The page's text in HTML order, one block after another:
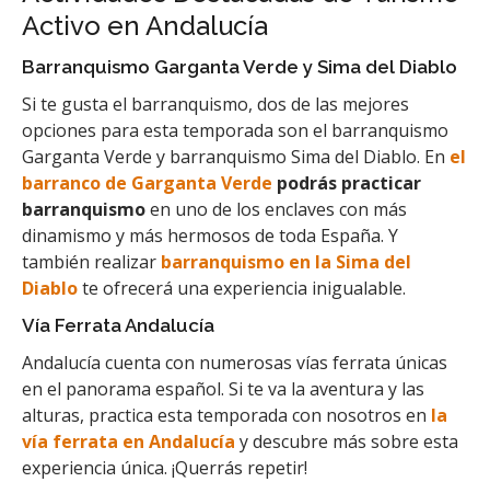
Activo en Andalucía
Barranquismo Garganta Verde y Sima del Diablo
Si te gusta el barranquismo, dos de las mejores
opciones para esta temporada son el barranquismo
Garganta Verde y barranquismo Sima del Diablo. En el
barranco de Garganta Verde podrás practicar
barranquismoen uno de los enclaves con más
dinamismo y más hermosos de toda España. Y
también realizar barranquismo en la Sima del
Diablote ofrecerá una experiencia inigualable.
Vía Ferrata Andalucía
Andalucía cuenta con numerosas vías ferrata únicas
en el panorama español. Si te va la aventura y las
alturas, practica esta temporada con nosotros en la
vía ferrata en Andalucía y descubre más sobre esta
experiencia única. ¡Querrás repetir!